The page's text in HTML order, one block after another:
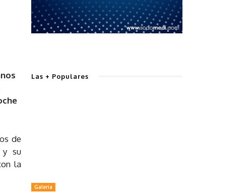
de
y su
la
Las + Populares
Galeria